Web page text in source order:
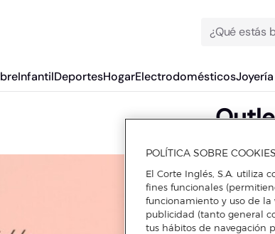
¿Qué estás
InfantilDeportesHogarElectrodomésticos
POLÍTICA SOBRE COOKIES
El Corte Inglés, S.A. utiliza
fines funcionales
funcionamiento y uso de
publicidad (tanto general
tus hábitos de navegación